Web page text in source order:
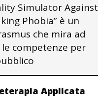
Simulator Against
Phobia” è un
che mira ad
competenze per
Applicata